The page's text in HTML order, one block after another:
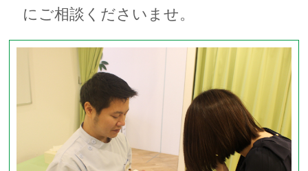
にご相談くださいませ。